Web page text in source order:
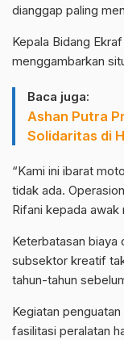
dianggap paling
Kepala Bidang
menggambarkan
Baca juga:
Ashan Putra
Solidaritas di
“Kami ini ibarat
tidak ada.
Rifani kepada awak
Keterbatasan biaya
subsektor kreatif
tahun-tahun
Kegiatan
fasilitasi peralatan